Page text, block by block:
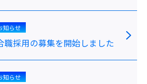
知らせ
採用の募集を開始しました
知らせ